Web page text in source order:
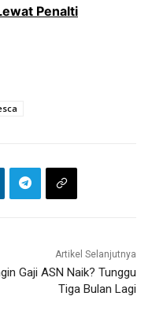
Penalti
Artikel Selanjutnya
Gaji ASN Naik? Tunggu
Tiga Bulan Lagi